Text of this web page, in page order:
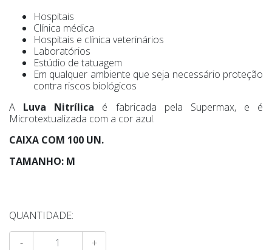
Hospitais
Clínica médica
Hospitais e clínica veterinários
Laboratórios
Estúdio de tatuagem
Em qualquer ambiente que seja necessário proteção
contra riscos biológicos
A Luva Nitrílica é fabricada pela Supermax, e é
Microtextualizada com a cor azul.
CAIXA COM 100 UN.
TAMANHO: M
QUANTIDADE:
- +